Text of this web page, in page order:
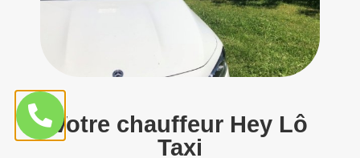
Votre chauffeur Hey Lô
Taxi